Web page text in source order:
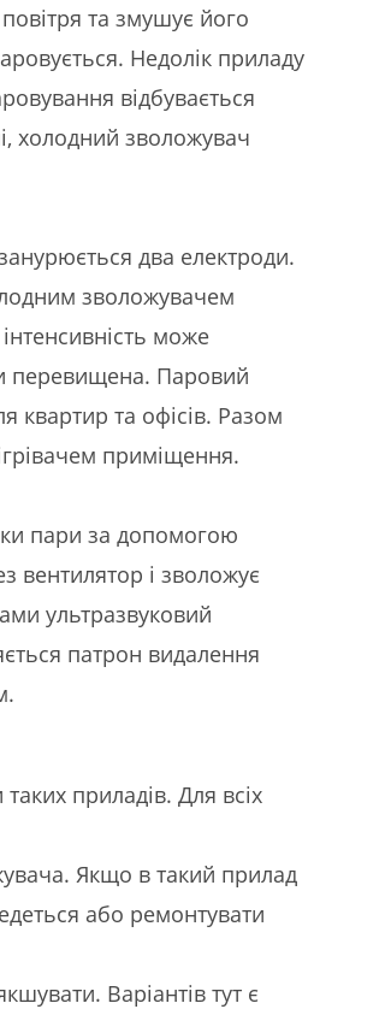
та змушує його
Недолік приладу
відбувається
холодний зволожувач
два електроди.
зволожувачем
може
перевищена. Паровий
квартир та офісів. Разом
приміщення.
пари за допомогою
вентилятор і зволожує
ультразвуковий
патрон видалення
приладів. Для всіх
Якщо в такий прилад
або ремонтувати
Варіантів тут є